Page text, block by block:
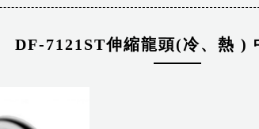
DF-7121ST伸縮龍頭(冷、熱 )